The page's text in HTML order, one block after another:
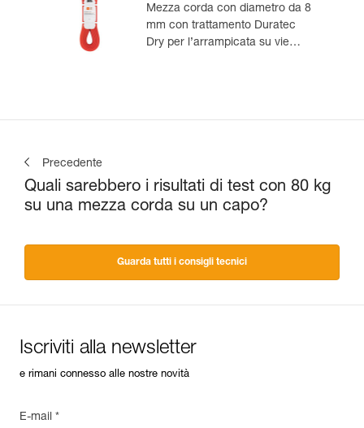
Mezza corda con diametro da 8
mm con trattamento Duratec
Dry per l’arrampicata su vie
Precedente
Quali sarebbero i risultati di test con 80 kg
su una mezza corda su un capo?
Guarda tutti i consigli tecnici
Iscriviti alla newsletter
e rimani connesso alle nostre novità
E-mail *